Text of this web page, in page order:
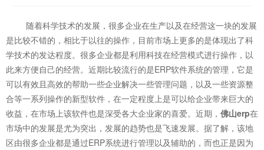
随着科学技术的发展，很多企业在生产以及在经营这一块的发展
是比较不错的，相比于以往的操作，目前市场上更多的是体现出了科
学技术的发达程度。很多企业都是利用科技在经营模式进行操作，以
此来方便自己的经营。近期比较流行的是ERP软件系统的管理，它是
可以有效且高效的帮助一些企业解决一些管理问题，以及一些资源整
合等一系列操作的新型软件，在一定程度上是可以给企业带来巨大的
收益，在市场上该软件也是深受各大企业家的喜爱。近期， 佛山erp在
市场中的发展是尤为突出，发展的趋势也是飞速发展。据了解，该地
区由很多企业都是通过ERP系统进行管理以及辅助的，而也正是因为